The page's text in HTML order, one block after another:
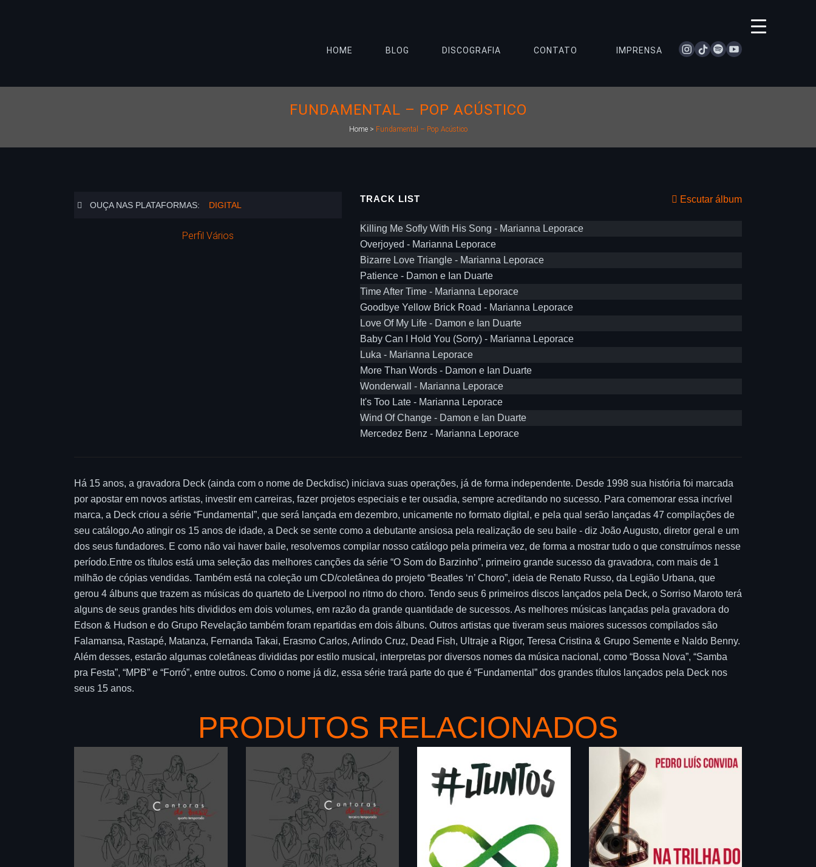
instagram
tiktokspotifyyoutube
HOME BLOG DISCOGRAFIA CONTATO IMPRENSA
FUNDAMENTAL – POP ACÚSTICO
Home> Fundamental – Pop Acústico
OUÇA NAS PLATAFORMAS: DIGITAL
Perfil Vários
TRACK LIST Escutar álbum
Killing Me Sofly With His Song - Marianna Leporace
Overjoyed - Marianna Leporace
Bizarre Love Triangle - Marianna Leporace
Patience - Damon e Ian Duarte
Time After Time - Marianna Leporace
Goodbye Yellow Brick Road - Marianna Leporace
Love Of My Life - Damon e Ian Duarte
Baby Can I Hold You (Sorry) - Marianna Leporace
Luka - Marianna Leporace
More Than Words - Damon e Ian Duarte
Wonderwall - Marianna Leporace
It's Too Late - Marianna Leporace
Wind Of Change - Damon e Ian Duarte
Mercedez Benz - Marianna Leporace
Há 15 anos, a gravadora Deck (ainda com o nome de Deckdisc) iniciava suas operações, já de forma independente. Desde 1998 sua história foi marcada
por apostar em novos artistas, investir em carreiras, fazer projetos especiais e ter ousadia, sempre acreditando no sucesso. Para comemorar essa incrível
marca, a Deck criou a série “Fundamental”, que será lançada em dezembro, unicamente no formato digital, e pela qual serão lançadas 47 compilações de
seu catálogo.Ao atingir os 15 anos de idade, a Deck se sente como a debutante ansiosa pela realização de seu baile - diz João Augusto, diretor geral e um
dos seus fundadores. E como não vai haver baile, resolvemos compilar nosso catálogo pela primeira vez, de forma a mostrar tudo o que construímos nesse
período.Entre os títulos está uma seleção das melhores canções da série “O Som do Barzinho”, primeiro grande sucesso da gravadora, com mais de 1
milhão de cópias vendidas. Também está na coleção um CD/coletânea do projeto “Beatles ‘n’ Choro”, ideia de Renato Russo, da Legião Urbana, que
gerou 4 álbuns que trazem as músicas do quarteto de Liverpool no ritmo do choro. Tendo seus 6 primeiros discos lançados pela Deck, o Sorriso Maroto terá
alguns de seus grandes hits divididos em dois volumes, em razão da grande quantidade de sucessos. As melhores músicas lançadas pela gravadora do
Edson & Hudson e do Grupo Revelação também foram repartidas em dois álbuns. Outros artistas que tiveram seus maiores sucessos compilados são
Falamansa, Rastapé, Matanza, Fernanda Takai, Erasmo Carlos, Arlindo Cruz, Dead Fish, Ultraje a Rigor, Teresa Cristina & Grupo Semente e Naldo Benny.
Além desses, estarão algumas coletâneas divididas por estilo musical, interpretas por diversos nomes da música nacional, como “Bossa Nova”, “Samba
pra Festa”, “MPB” e “Forró”, entre outros. Como o nome já diz, essa série trará parte do que é “Fundamental” dos grandes títulos lançados pela Deck nos
seus 15 anos.
PRODUTOS RELACIONADOS